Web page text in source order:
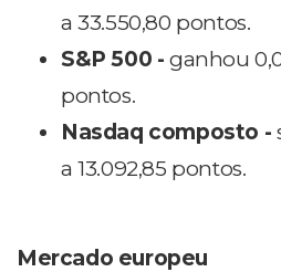
a 33.550,80 pontos.
S&P 500 - ganhou
pontos.
Nasdaq composto -
a 13.092,85 pontos.
Mercado europeu